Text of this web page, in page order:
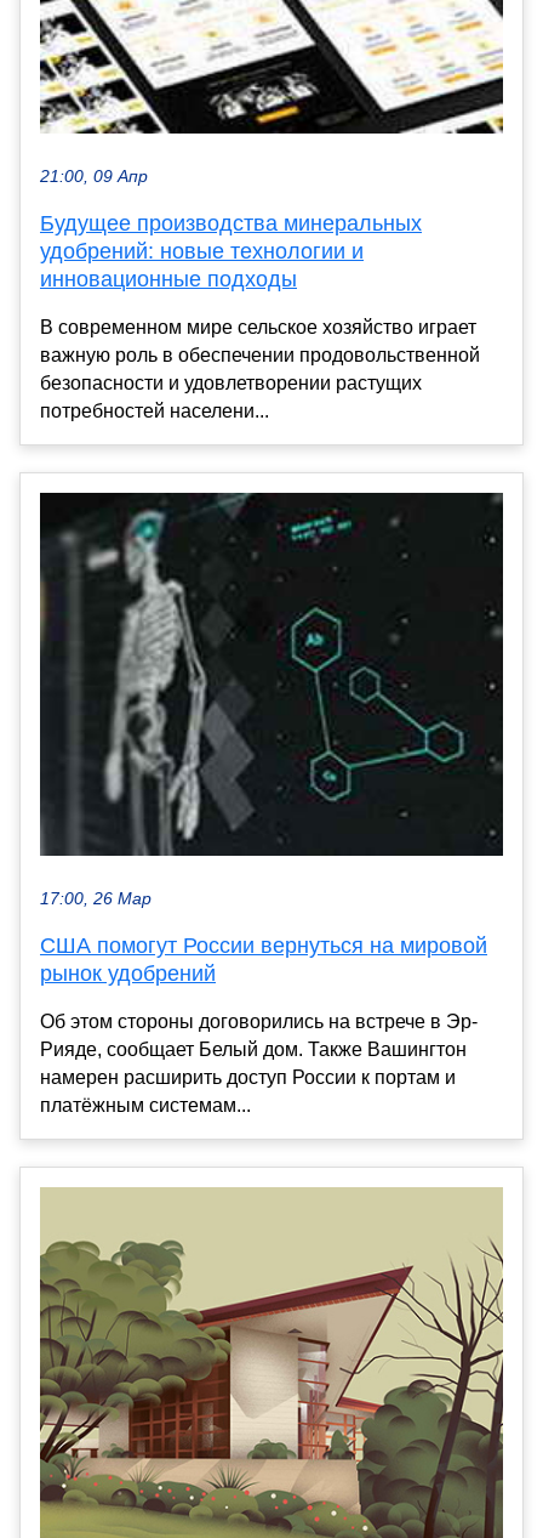
21:00, 09 Апр
Будущее производства минеральных
удобрений: новые технологии и
инновационные подходы
В современном мире сельское хозяйство играет
важную роль в обеспечении продовольственной
безопасности и удовлетворении растущих
потребностей населени...
17:00, 26 Мар
США помогут России вернуться на мировой
рынок удобрений
Об этом стороны договорились на встрече в Эр-
Рияде, сообщает Белый дом. Также Вашингтон
намерен расширить доступ России к портам и
платёжным системам...